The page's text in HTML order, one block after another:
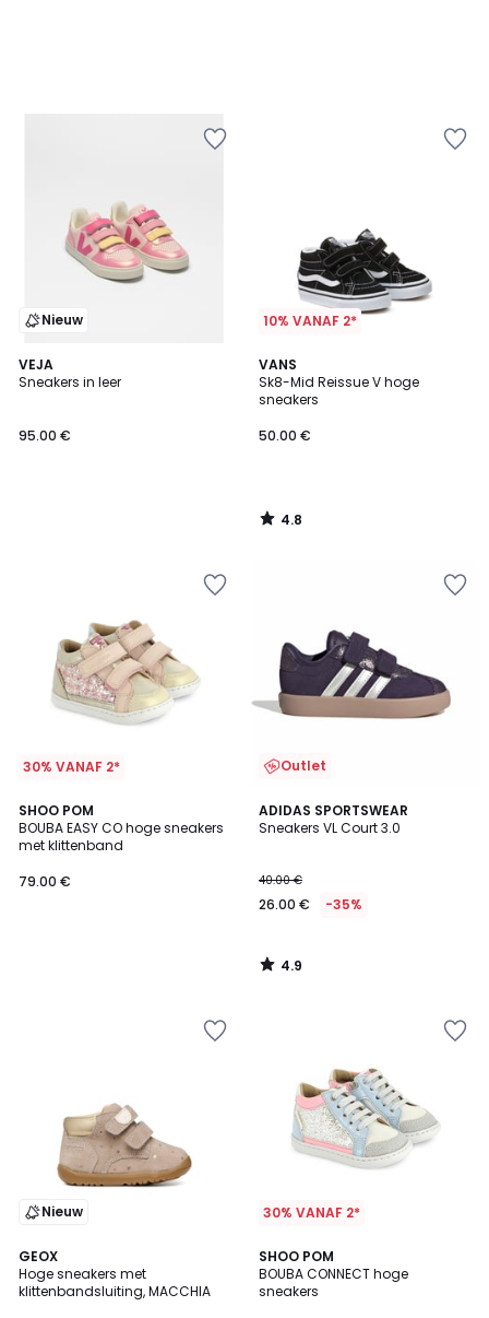
Nieuw
VEJA
Sneakers in leer
95.00 €
10% VANAF 2*
VANS
Sk8-Mid Reissue V hoge
sneakers
50.00 €
4.8
/ 5
4.8
/
30% VANAF 2*
SHOO POM
BOUBA EASY CO hoge sneakers
met klittenband
79.00 €
Outlet
ADIDAS SPORTSWEAR
Sneakers VL Court 3.0
40.00 €
26.00 € -35%
4.9
/ 5
4.9
/
Nieuw
GEOX
Hoge sneakers met
klittenbandsluiting, MACCHIA
2
Kleuren
30% VANAF 2*
SHOO POM
BOUBA CONNECT hoge
sneakers